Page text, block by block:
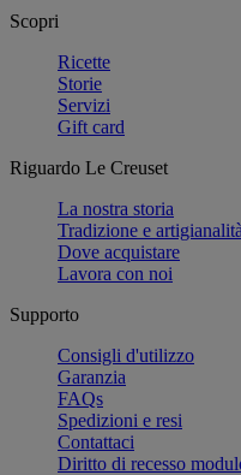
Scopri
Ricette
Storie
Servizi
Gift card
Riguardo Le Creuset
La nostra storia
Tradizione e artigianalità
Dove acquistare
Lavora con noi
Supporto
Consigli d'utilizzo
Garanzia
FAQs
Spedizioni e resi
Contattaci
Diritto di recesso